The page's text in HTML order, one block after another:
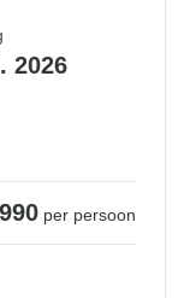
2026
per persoon